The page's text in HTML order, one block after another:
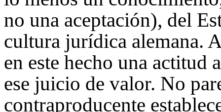
no una aceptación), del
cultura jurídica alemana.
en este hecho una
ese juicio de valor. No
contraproducente